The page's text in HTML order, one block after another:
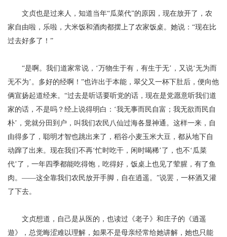
文贞也是过来人，知道当年“瓜菜代”的原因，现在放开了，农
家自由啦，乐啦，大米饭和酒肉都摆上了农家饭桌。她说：“现在比
过去好多了！”
“是啊。我们道家常说，‘万物生于有，有生于无’，又说‘无为而
无不为’。多好的经啊！”也许出于本能，翠父又一杯下肚后，便向他
俩宣扬起道经来。“过去是听话要听党的话，现在是党愿意听我们道
家的话，不是吗？经上说得明白：‘我无事而民自富；我无欲而民自
朴’，党就分田到户，叫我们农民八仙过海各显神通。这样一来，自
由得多了，聪明才智也跳出来了，稻谷小麦玉米大豆，都从地下自
动蹿了出来。现在我们不再‘忙时吃干，闲时喝稀’了，也不‘瓜菜
代’了，一年四季都能吃得饱，吃得好，饭桌上也见了荤腥，有了鱼
肉。——这全靠我们农民放开手脚，自在逍遥。”说罢，一杯酒又灌
了下去。
文贞想道，自己是从医的，也读过《老子》和庄子的《逍遥
遊》，总觉晦涩难以理解，如果不是母亲经常给她讲解，她也只能